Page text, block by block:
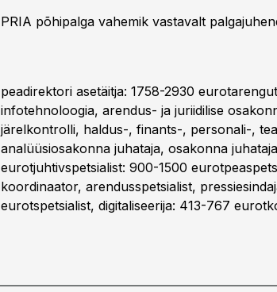
PRIA põhipalga vahemik vastavalt
peadirektori asetäitja: 1758-2930
infotehnoloogia, arendus- ja juriidilise
järelkontrolli, haldus-, finants-, personali-,
analüüsiosakonna juhataja, osakonna
eurotjuhtivspetsialist: 900-1500
koordinaator, arendusspetsialist,
eurotspetsialist, digitaliseerija: 413-767